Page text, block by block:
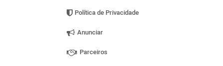
Política de Privacidade
Anunciar
Parceiros